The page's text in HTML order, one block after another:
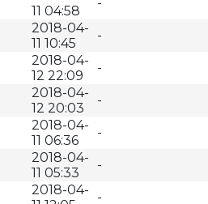
11 04:58
2018-04-
11 10:45
-
2018-04-
12 22:09
-
2018-04-
12 20:03
-
2018-04-
11 06:36
-
2018-04-
11 05:33
-
2018-04-
-